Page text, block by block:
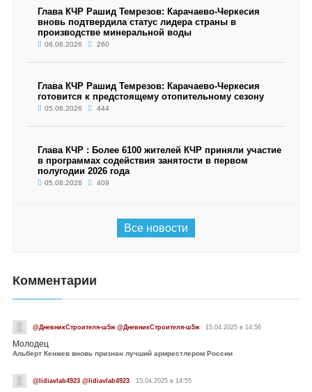
Глава КЧР Рашид Темрезов: Карачаево-Черкесия
вновь подтвердила статус лидера страны в
производстве минеральной воды
06.08.2026 260
Глава КЧР Рашид Темрезов: Карачаево-Черкесия
готовится к предстоящему отопительному сезону
05.08.2026 444
Глава КЧР : Более 6100 жителей КЧР приняли участие
в программах содействия занятости в первом
полугодии 2026 года
05.08.2026 409
Все новости
Комментарии
@ДневникСтроителя-ш5ж @ДневникСтроителя-ш5ж 15.04.2025 в 14:56
Молодец
Альберт Кенжев вновь признан лучший армрестлером России
@lidiavlab4923 @lidiavlab4923 15.04.2025 в 14:55